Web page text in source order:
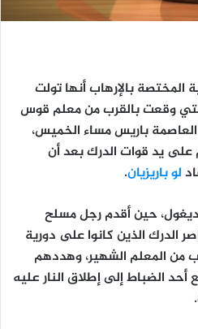
المختصة بالإرهاب أنها تولت
وقعت بالقرب من معلم قوس
باريس مساء الخميس،
يد قوات الدرك بعد أن
لو باريزيان.
حين أقدم رجل مسلح
الدرك الذين كانوا على دورية
من المعلم الشهير، وهددهم
الضباط إلى إطلاق النار عليه